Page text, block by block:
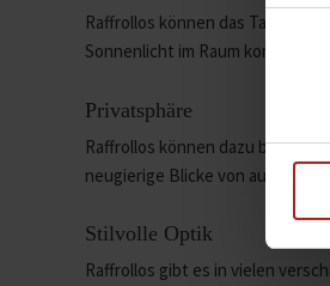
Raffrollos können das
Sonnenlicht im Raum
Privatsphäre
Raffrollos können dazu
neugierige Blicke von außen
Stilvolle Optik
Raffrollos gibt es in vielen